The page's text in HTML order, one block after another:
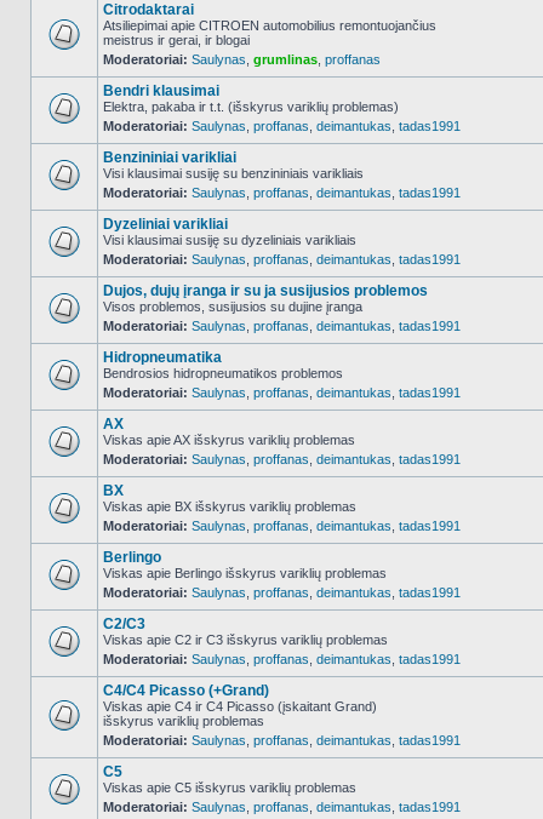
NO_UNREAD_POSTS
Citrodaktarai
Atsiliepimai apie CITROEN automobilius remontuojančius
meistrus ir gerai, ir blogai
Moderatoriai: Saulynas grumlinas proffanas
NO_UNREAD_POSTS
Bendri klausimai
Elektra, pakaba ir t.t. (išskyrus variklių problemas)
Moderatoriai: Saulynas proffanas deimantukas tadas1991
NO_UNREAD_POSTS
Benzininiai varikliai
Visi klausimai susiję su benzininiais varikliais
Moderatoriai: Saulynas proffanas deimantukas tadas1991
NO_UNREAD_POSTS
Dyzeliniai varikliai
Visi klausimai susiję su dyzeliniais varikliais
Moderatoriai: Saulynas proffanas deimantukas tadas1991
NO_UNREAD_POSTS
Dujos, dujų įranga ir su ja susijusios problemos
Visos problemos, susijusios su dujine įranga
Moderatoriai: Saulynas proffanas deimantukas tadas1991
NO_UNREAD_POSTS
Hidropneumatika
Bendrosios hidropneumatikos problemos
Moderatoriai: Saulynas proffanas deimantukas tadas1991
NO_UNREAD_POSTS
AX
Viskas apie AX išskyrus variklių problemas
Moderatoriai: Saulynas proffanas deimantukas tadas1991
NO_UNREAD_POSTS
BX
Viskas apie BX išskyrus variklių problemas
Moderatoriai: Saulynas proffanas deimantukas tadas1991
NO_UNREAD_POSTS
Berlingo
Viskas apie Berlingo išskyrus variklių problemas
Moderatoriai: Saulynas proffanas deimantukas tadas1991
NO_UNREAD_POSTS
C2/C3
Viskas apie C2 ir C3 išskyrus variklių problemas
Moderatoriai: Saulynas proffanas deimantukas tadas1991
NO_UNREAD_POSTS
C4/C4 Picasso (+Grand)
Viskas apie C4 ir C4 Picasso (įskaitant Grand)
išskyrus variklių problemas
Moderatoriai: Saulynas proffanas deimantukas tadas1991
NO_UNREAD_POSTS
C5
Viskas apie C5 išskyrus variklių problemas
Moderatoriai: Saulynas proffanas deimantukas tadas1991